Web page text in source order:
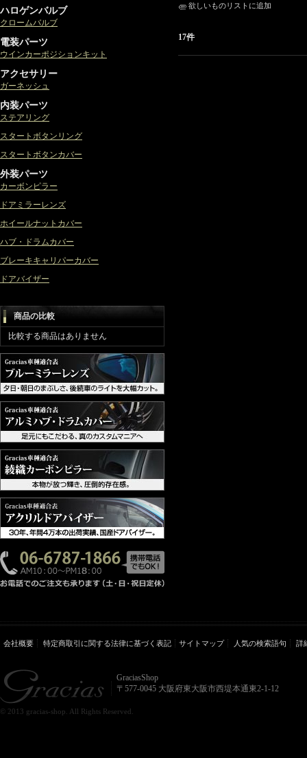
欲しいものリストに追加
17件
ハロゲンバルブ
クロームバルブ
電装パーツ
ウインカーポジションキット
アクセサリー
ガーネッシュ
内装パーツ
ステアリング
スタートボタンリング
スタートボタンカバー
外装パーツ
カーボンピラー
ドアミラーレンズ
ホイールナットカバー
ハブ・ドラムカバー
ブレーキキャリパーカバー
ドアバイザー
商品の比較
比較する商品はありません
会社概要 特定商取引に関する法律に基づく表記 サイトマップ 人気の検索語句 詳
GraciasShop
〒577-0045 大阪府東大阪市西堤本通東2-1-12
© 2013 gracias-shop. All Rights Reserved.